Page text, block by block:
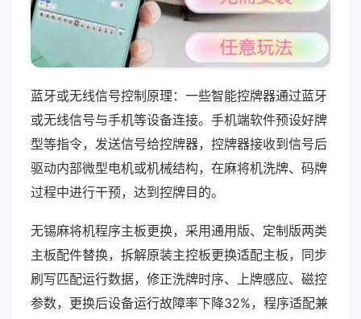
蓝牙或无线信号控制原理：一些智能控牌器通过蓝牙
或无线信号与手机等设备连接。手机端软件预设好牌
型等指令，发送信号给控牌器，控牌器接收到信号后
驱动内部微型电机或机械结构，在麻将机洗牌、码牌
过程中进行干预，达到控牌目的。
无锡麻将机程序主板更换，采用通用版、定制版两类
主板配件替换，拆解原装主控板更换适配主板，同步
刷写匹配运行数据，修正洗牌时序、上牌感应、磁控
参数，更换后设备运行故障率下降32%，程序适配兼